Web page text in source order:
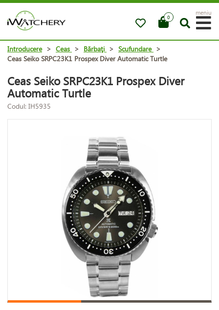
0
meniu
Introducere > Ceas > Bărbaţi > Scufundare >
Ceas Seiko SRPC23K1 Prospex Diver Automatic Turtle
Ceas Seiko SRPC23K1 Prospex Diver
Automatic Turtle
Codul: IH5935